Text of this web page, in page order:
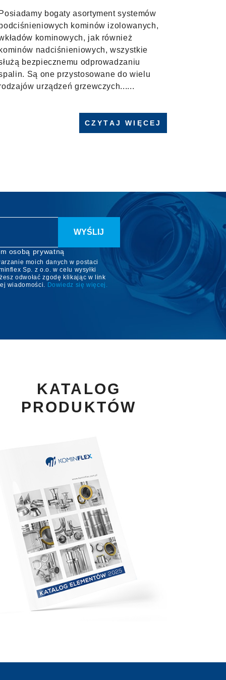
bogaty asortyment systemów
kominów izolowanych,
kominowych, jak również
nadciśnieniowych, wszystkie
bezpiecznemu odprowadzaniu
Są one przystosowane do wielu
urządzeń grzewczych......
CZYTAJ WIĘCEJ
osobą prywatną
moich danych w postaci
Sp. z o.o. w celu wysyłki
odwołać zgodę klikając w link
wiadomości.
Dowiedz się więcej.
KATALOG
PRODUKTÓW